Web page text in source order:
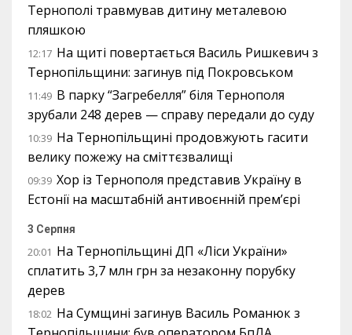
Тернополі травмував дитину металевою
пляшкою
12:17 На щиті повертається Василь Ришкевич з
Тернопільщини: загинув під Покровськом
11:49 В парку “Загребелля” біля Тернополя
зрубали 248 дерев — справу передали до суду
10:39 На Тернопільщині продовжують гасити
велику пожежу на сміттєзвалищі
09:39 Хор із Тернополя представив Україну в
Естонії на масштабній антивоєнній прем’єрі
3 Серпня
20:01 На Тернопільщині ДП «Ліси України»
сплатить 3,7 млн грн за незаконну порубку
дерев
18:02 На Сумщині загинув Василь Романюк з